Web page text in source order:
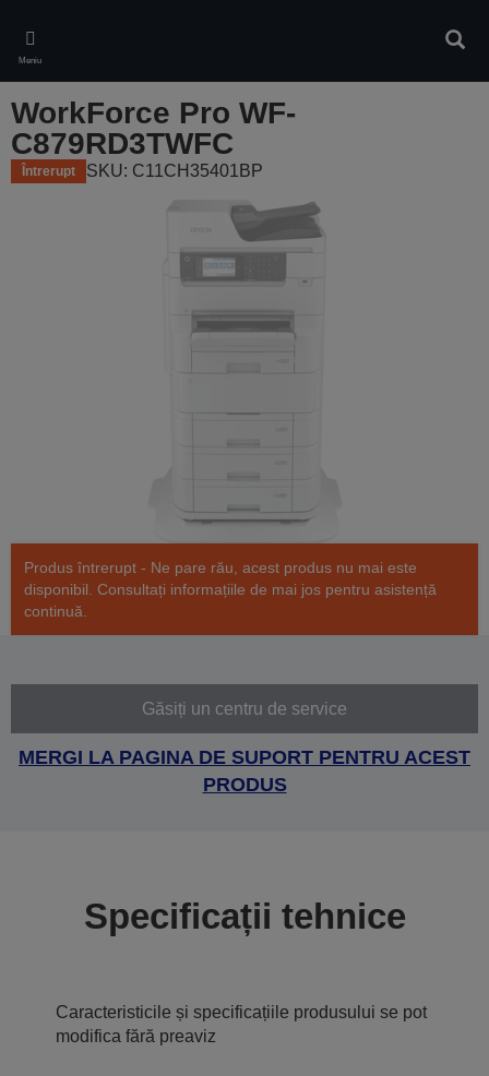
main
content
Meniu
WorkForce Pro WF-
C879RD3TWFC
Întrerupt SKU: C11CH35401BP
Produs întrerupt - Ne pare rău, acest produs nu mai este
disponibil. Consultați informațiile de mai jos pentru asistență
continuă.
Găsiți un centru de service
MERGI LA PAGINA DE SUPORT PENTRU ACEST
PRODUS
Specificații tehnice
Caracteristicile și specificațiile produsului se pot
modifica fără preaviz